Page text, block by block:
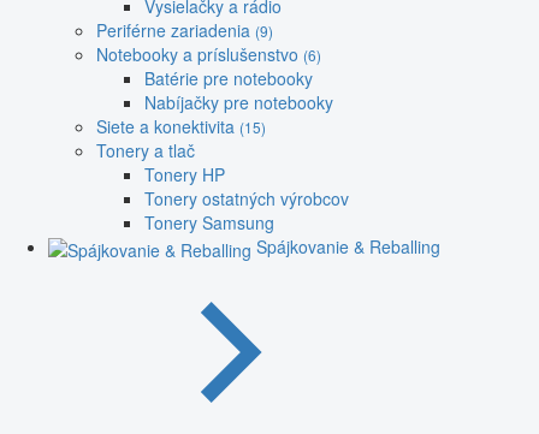
Vysielačky a rádio
Periférne zariadenia (9)
Notebooky a príslušenstvo (6)
Batérie pre notebooky
Nabíjačky pre notebooky
Siete a konektivita (15)
Tonery a tlač
Tonery HP
Tonery ostatných výrobcov
Tonery Samsung
Spájkovanie & Reballing